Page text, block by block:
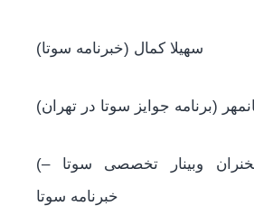
(سهیلا کمال (خبرنامه سوتا
(برنامه جوایز سوتا در تهران
(فرخ محمدی (سخنران وبینار تخصصی سوتا –
خبرنامه سوتا